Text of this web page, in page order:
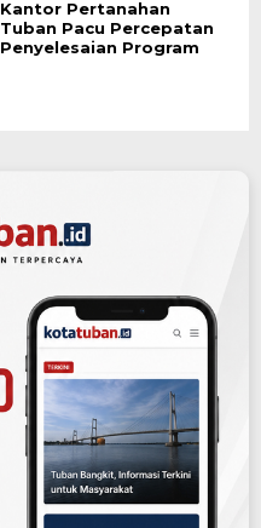
Kantor Pertanahan
Tuban Pacu Percepatan
Penyelesaian Program